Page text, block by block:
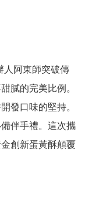
膩的完美比例。
發口味的堅持。
伴手禮。這次攜
創新蛋黃酥顛覆